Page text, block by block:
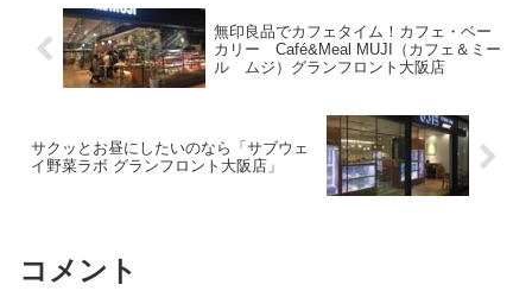
所ですが、今年は嘉風や琴奨菊な
どの⼈気⼒⼠が来場予定... 無印良品でカフェタイム！カフェ・ベー
カリー Café&Meal MUJI（カフェ＆ミー
ル ムジ）グランフロント大阪店
サクッとお昼にしたいのなら「サブウェ
イ野菜ラボ グランフロント大阪店」
コメント